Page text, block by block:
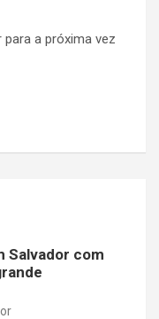
a próxima vez
Salvador com